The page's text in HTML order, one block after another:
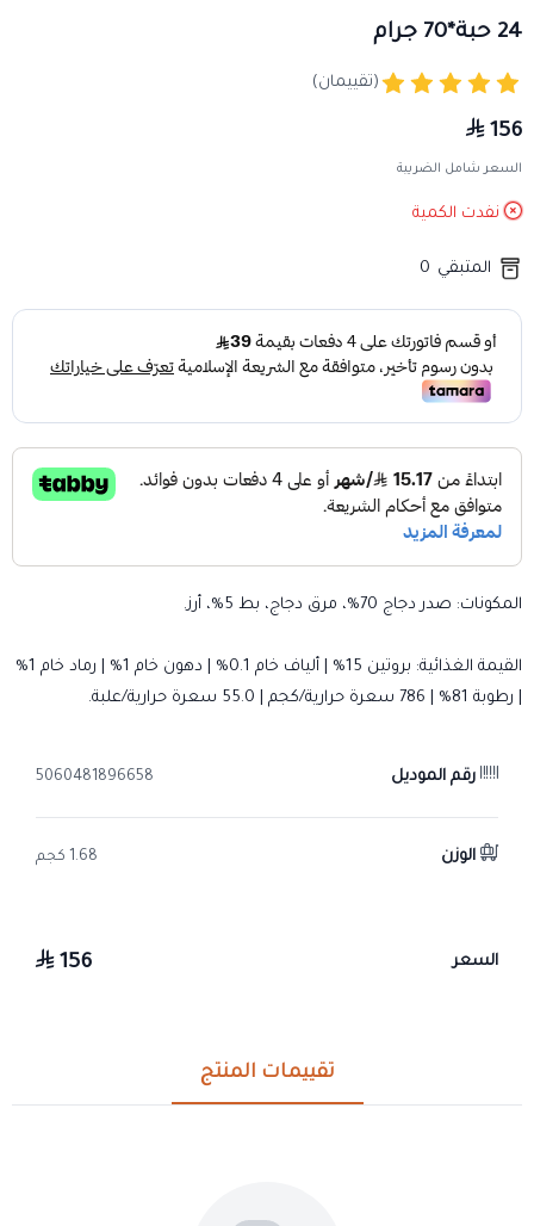
24 حبة*70 جرام
(تقييمان)
156
السعر شامل الضريبة
نفدت الكمية
المتبقي 0
المكونات: صدر دجاج 70%، مرق دجاج، بط 5%، أرز.
القيمة الغذائية: بروتين 15% | ألياف خام 0.1% | دهون خام 1% | رماد خام 1%
| رطوبة 81% | 786 سعرة حرارية/كجم | 55.0 سعرة حرارية/علبة.
رقم الموديل 5060481896658
الوزن 1.68 كجم
السعر 156
تقييمات المنتج